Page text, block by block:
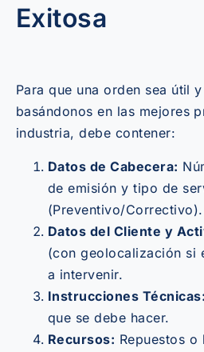
Exitosa
Para que una orden sea útil
basándonos en las mejores
industria, debe contener:
Datos de Cabecera:
de emisión y tipo de
(Preventivo/Correctivo).
Datos del Cliente y
(con geolocalización si
a intervenir.
Instrucciones Técnicas:
que se debe hacer.
Recursos: Repuestos o